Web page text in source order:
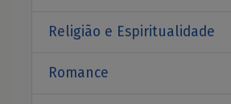
Religião e Espiritualidade
Romance